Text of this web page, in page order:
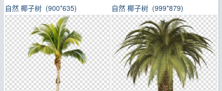
自然 椰子树 (900*635) 自然 椰子树 (999*879)